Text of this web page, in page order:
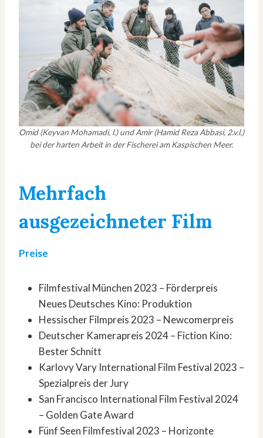
Omid (Keyvan Mohamadi, l.) und Amir (Hamid Reza Abbasi, 2.v.l.)
bei der harten Arbeit in der Fischerei am Kaspischen Meer.
Mehrfach
ausgezeichneter Film
Preise
Filmfestival München 2023 – Förderpreis
Neues Deutsches Kino: Produktion
Hessischer Filmpreis 2023 – Newcomerpreis
Deutscher Kamerapreis 2024 – Fiction Kino:
Bester Schnitt
Karlovy Vary International Film Festival 2023 –
Spezialpreis der Jury
San Francisco International Film Festival 2024
– Golden Gate Award
Fünf Seen Filmfestival 2023 – Horizonte